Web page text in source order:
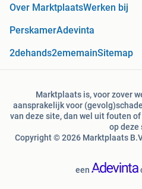
Over MarktplaatsWerken bij
PerskamerAdevinta
2dehands2ememainSitemap
Marktplaats is, voor zover
aansprakelijk voor
van deze site, dan wel uit fouten
op deze
Copyright © 2026 Marktplaats
een